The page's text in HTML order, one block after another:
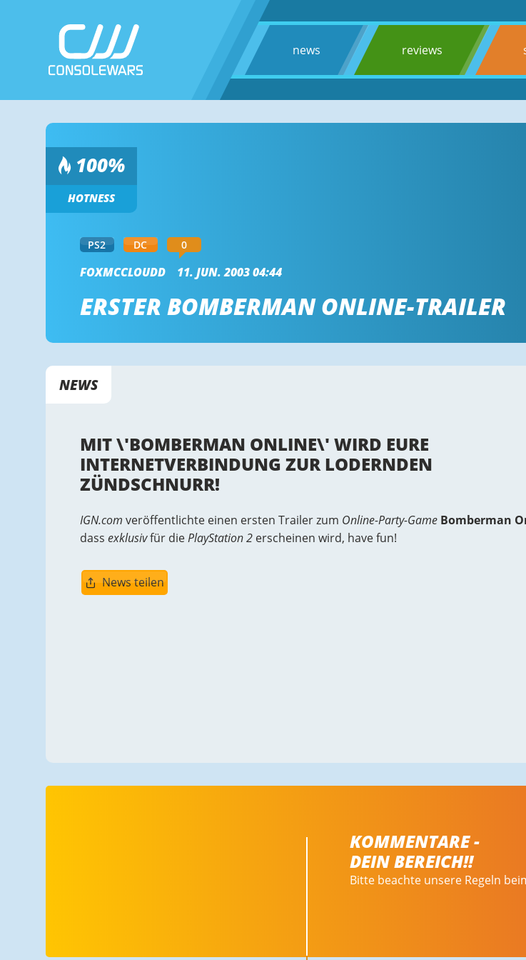
news reviews
100%
HOTNESS
PS2 DC 0
FOXMCCLOUDD 11. JUN. 2003 04:44
ERSTER BOMBERMAN ONLINE-TRAILER
NEWS
MIT \'BOMBERMAN ONLINE\' WIRD EURE
INTERNETVERBINDUNG ZUR LODERNDEN
ZÜNDSCHNURR!
IGN.com veröffentlichte einen ersten Trailer zum Online-Party-Game Bomberman
dass exklusivfür diePlayStation 2 erscheinen wird, have fun!
News teilen
KOMMENTARE -
DEIN BEREICH!!
Bitte beachte unsere Regeln